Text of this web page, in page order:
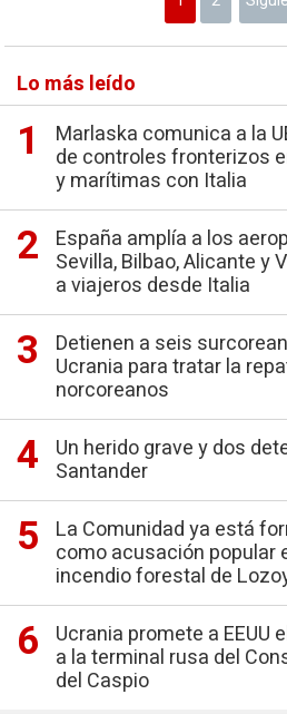
Lo más leído
Marlaska comunica a la
de controles fronterizos
y marítimas con Italia
España amplía a los
Sevilla, Bilbao, Alicante y
a viajeros desde Italia
Detienen a seis
Ucrania para tratar la
norcoreanos
Un herido grave y dos
Santander
La Comunidad ya está
como acusación popular
incendio forestal de
Ucrania promete a EEUU
a la terminal rusa del
del Caspio